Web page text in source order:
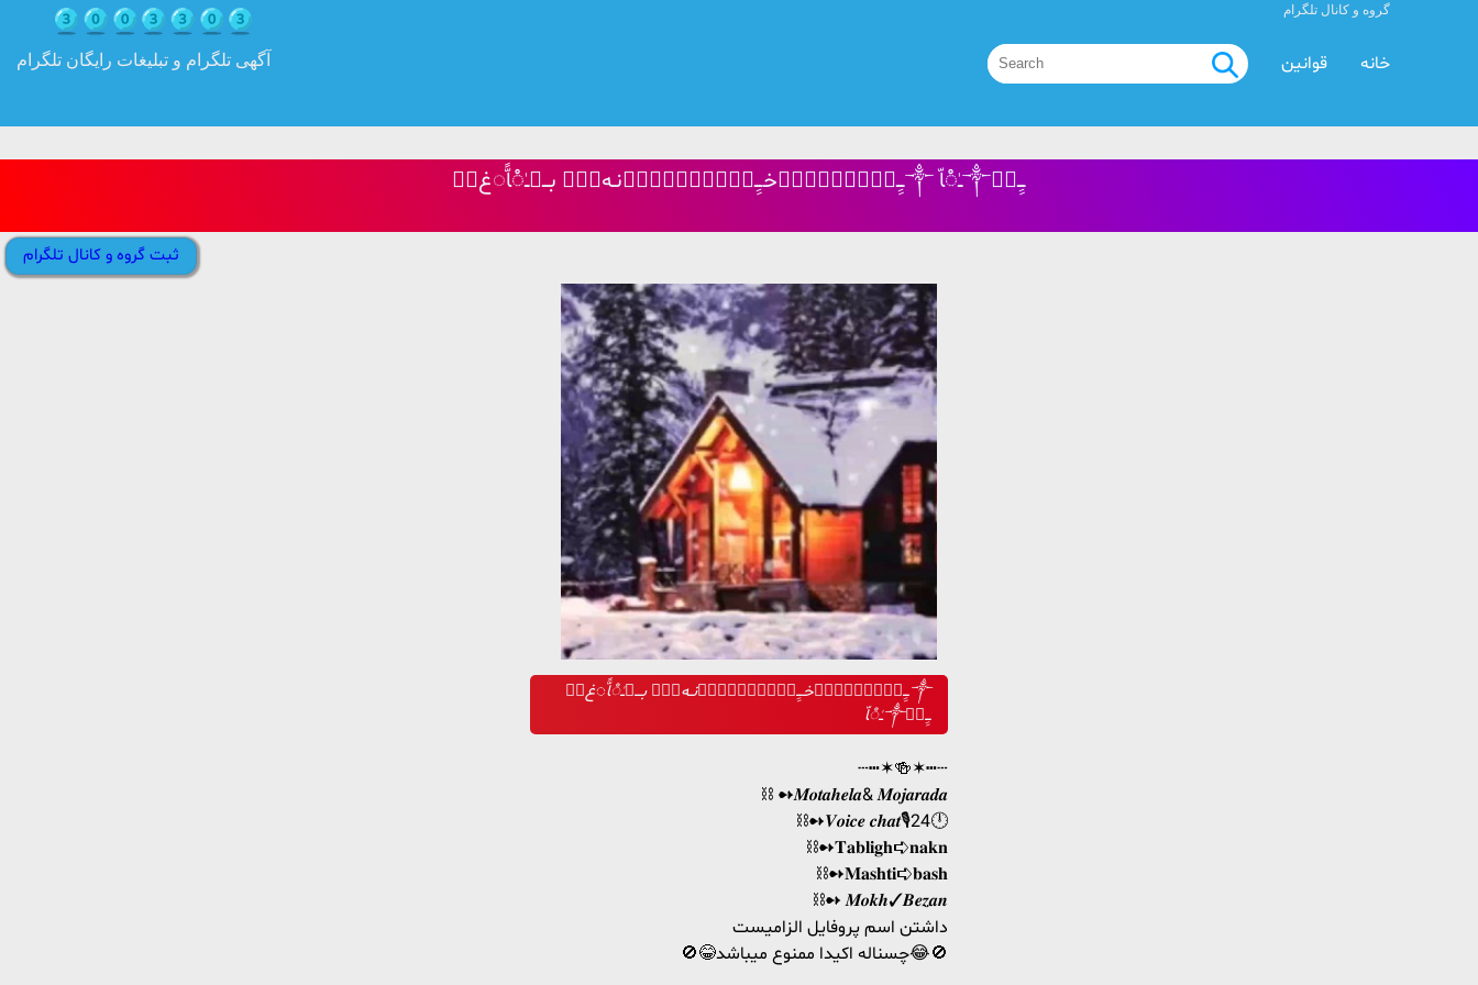
آگهی تلگرام و تبلیغات رایگان تلگرام
گروه و کانال تلگرام
قوانین خانه
♡⃤ـِِ✿ٰٰ‌❁ٜ۪✄♡⃤خـِِ✿ٰٰ‌ٰۘوٰٖ۪۪نـه❁ٜ۪ بـــ✄ــٰံاًّ◌‌غ༒ ــٰံاّ༒♡⃤ـِِ
ثبت گروه و کانال تلگرام
♡⃤ـِِ✿ٰٰ‌❁ٜ۪✄♡⃤خـِِ✿ٰٰ‌ٰۘوٰٖ۪۪نـه❁ٜ۪ بـــ✄ــٰံاًّ◌‌غ༒
ــٰံاّ༒♡⃤ـِِ
┄┅✶🍻✶┅┄
⛓ ➻𝑴𝒐𝒕𝒂𝒉𝒆𝒍𝒂& 𝑴𝒐𝒋𝒂𝒓𝒂𝒅𝒂
⛓➻𝑽𝒐𝒊𝒄𝒆 𝒄𝒉𝒂𝒕🎙24🕛
⛓➻𝐓𝐚𝐛𝐥𝐢𝐠𝐡➪𝐧𝐚𝐤𝐧
⛓➻𝐌𝐚𝐬𝐡𝐭𝐢➪𝐛𝐚𝐬𝐡
⛓➻ 𝑴𝒐𝒌𝒉✓𝑩𝒆𝒛𝒂𝒏
داشتن اسم پروفایل الزامیست
🚫😂چسناله اکیدا ممنوع میباشد😂🚫